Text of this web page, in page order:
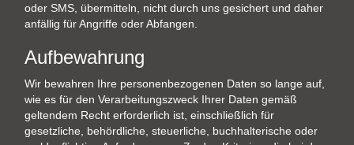
oder SMS, übermitteln, nicht durch uns gesichert und daher
anfällig für Angriffe oder Abfangen.
Aufbewahrung
Wir bewahren Ihre personenbezogenen Daten so lange auf,
wie es für den Verarbeitungszweck Ihrer Daten gemäß
geltendem Recht erforderlich ist, einschließlich für
gesetzliche, behördliche, steuerliche, buchhalterische oder